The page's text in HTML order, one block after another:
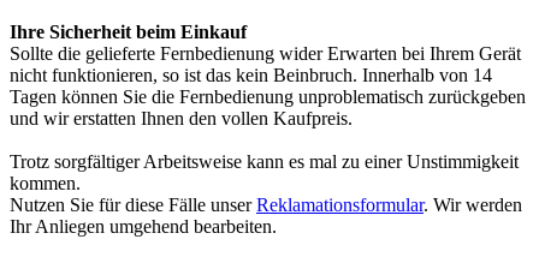
Ihre Sicherheit beim Einkauf
Sollte die gelieferte Fernbedienung wider Erwarten bei Ihrem Gerät
nicht funktionieren, so ist das kein Beinbruch. Innerhalb von 14
Tagen können Sie die Fernbedienung unproblematisch zurückgeben
und wir erstatten Ihnen den vollen Kaufpreis.
Trotz sorgfältiger Arbeitsweise kann es mal zu einer Unstimmigkeit
kommen.
Nutzen Sie für diese Fälle unserReklamationsformular. Wir werden
Ihr Anliegen umgehend bearbeiten.